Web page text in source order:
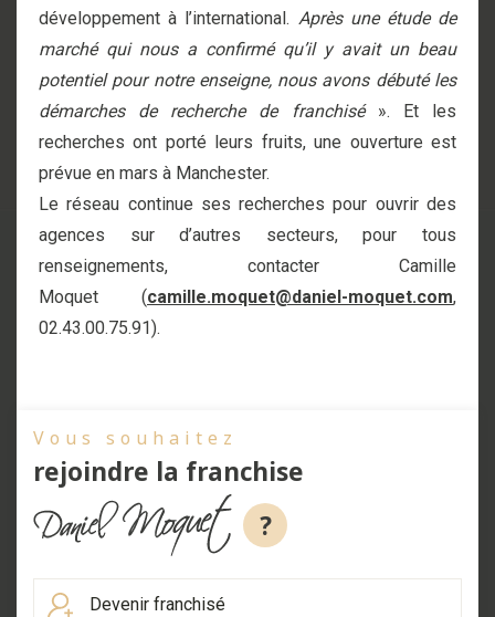
développement à l’international. Après une étude de
marché qui nous a confirmé qu’il y avait un beau
potentiel pour notre enseigne, nous avons débuté les
démarches de recherche de franchisé ». Et les
recherches ont porté leurs fruits, une ouverture est
prévue en mars à Manchester.
Le réseau continue ses recherches pour ouvrir des
agences sur d’autres secteurs, pour tous
renseignements, contacter Camille
Moquet (camille.moquet@daniel-moquet.com,
02.43.00.75.91).
Vous souhaitez
rejoindre la franchise
?
Devenir franchisé